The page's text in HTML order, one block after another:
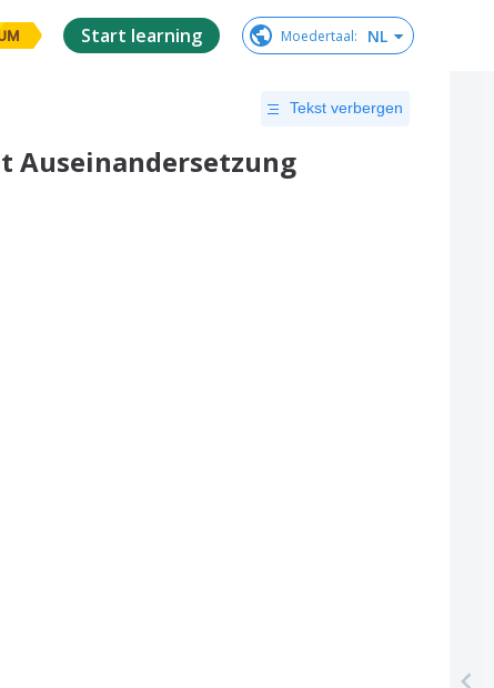
Start learning Moedertaal: NL
Tekst verbergen
Auseinandersetzung